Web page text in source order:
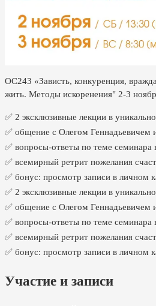
ОС243 «Зависть, конкуренция,
жить. Методы искоренения" 2-3
✅ 2 эксклюзивные лекции в
✅ общение с Олегом
✅ вопросы-ответы по теме семинара
✅ всемирный ретрит пожелания
✅ бонус: просмотр записи в личном
✅ 2 эксклюзивные лекции в
✅ общение с Олегом
✅ вопросы-ответы по теме семинара
✅ всемирный ретрит пожелания
✅ бонус: просмотр записи в личном
Участие и записи